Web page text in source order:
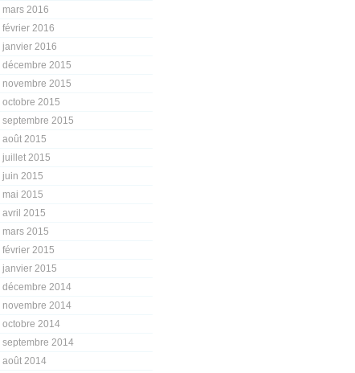
mars 2016
février 2016
janvier 2016
décembre 2015
novembre 2015
octobre 2015
septembre 2015
août 2015
juillet 2015
juin 2015
mai 2015
avril 2015
mars 2015
février 2015
janvier 2015
décembre 2014
novembre 2014
octobre 2014
septembre 2014
août 2014